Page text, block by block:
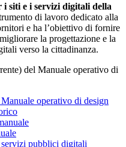
siti e i servizi digitali della
di lavoro dedicato alla
e ha l’obiettivo di fornire
la progettazione e la
verso la cittadinanza.
del Manuale operativo di
operativo di design
pubblici digitali